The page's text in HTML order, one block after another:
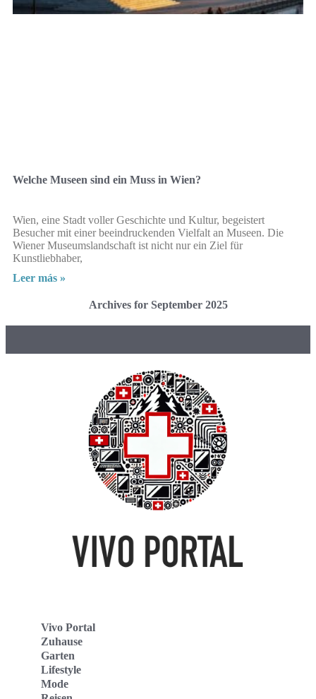
Welche Museen sind ein Muss in Wien?
Wien, eine Stadt voller Geschichte und Kultur, begeistert
Besucher mit einer beeindruckenden Vielfalt an Museen. Die
Wiener Museumslandschaft ist nicht nur ein Ziel für
Kunstliebhaber,
Leer más »
Archives for September 2025
Vivo Portal
Zuhause
Garten
Lifestyle
Mode